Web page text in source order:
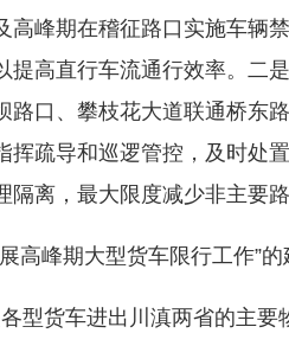
高峰期在稽征路口实施车辆
提高直行车流通行效率。二
路口、攀枝花大道联通桥东
挥疏导和巡逻管控，及时处
隔离，最大限度减少非主要
峰期大型货车限行工作”的
货车进出川滇两省的主要